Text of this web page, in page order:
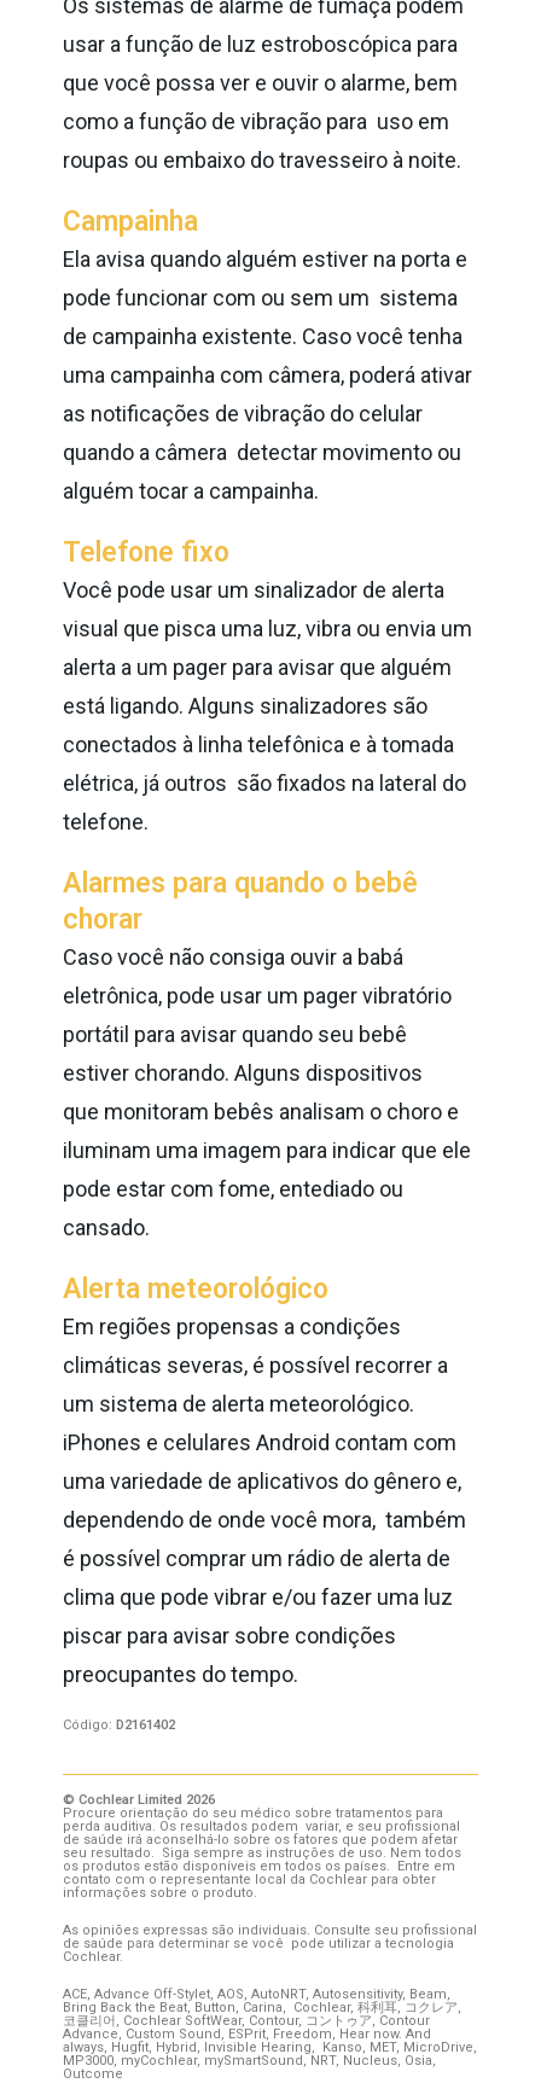
Os sistemas de alarme de fumaça podem
usar a função de luz estroboscópica para
que você possa ver e ouvir o alarme, bem
como a função de vibração para uso em
roupas ou embaixo do travesseiro à noite.
Campainha
Ela avisa quando alguém estiver na porta e
pode funcionar com ou sem um sistema
de campainha existente. Caso você tenha
uma campainha com câmera, poderá ativar
as notificações de vibração do celular
quando a câmera detectar movimento ou
alguém tocar a campainha.
Telefone fixo
Você pode usar um sinalizador de alerta
visual que pisca uma luz, vibra ou envia um
alerta a um pager para avisar que alguém
está ligando. Alguns sinalizadores são
conectados à linha telefônica e à tomada
elétrica, já outros são fixados na lateral do
telefone.
Alarmes para quando o bebê
chorar
Caso você não consiga ouvir a babá
eletrônica, pode usar um pager vibratório
portátil para avisar quando seu bebê
estiver chorando. Alguns dispositivos
que monitoram bebês analisam o choro e
iluminam uma imagem para indicar que ele
pode estar com fome, entediado ou
cansado.
Alerta meteorológico
Em regiões propensas a condições
climáticas severas, é possível recorrer a
um sistema de alerta meteorológico.
iPhones e celulares Android contam com
uma variedade de aplicativos do gênero e,
dependendo de onde você mora, também
é possível comprar um rádio de alerta de
clima que pode vibrar e/ou fazer uma luz
piscar para avisar sobre condições
preocupantes do tempo.
Código:D2161402
© Cochlear Limited 2026
Procure orientação do seu médico sobre tratamentos para
perda auditiva. Os resultados podem variar, e seu profissional
de saúde irá aconselhá-lo sobre os fatores que podem afetar
seu resultado. Siga sempre as instruções de uso. Nem todos
os produtos estão disponíveis em todos os países. Entre em
contato com o representante local da Cochlear para obter
informações sobre o produto.
As opiniões expressas são individuais. Consulte seu profissional
de saúde para determinar se você pode utilizar a tecnologia
Cochlear.
ACE, Advance Off-Stylet, AOS, AutoNRT, Autosensitivity, Beam,
Bring Back the Beat, Button, Carina, Cochlear,科利耳, コクレア,
코클리어, Cochlear SoftWear, Contour, コントゥア, Contour
Advance, Custom Sound, ESPrit, Freedom, Hear now. And
always, Hugfit, Hybrid, Invisible Hearing, Kanso, MET, MicroDrive,
MP3000, myCochlear, mySmartSound, NRT, Nucleus, Osia,
Outcome